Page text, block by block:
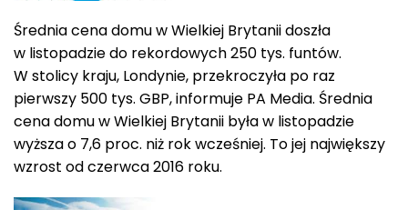
Średnia cena domu w Wielkiej Brytanii doszła
w listopadzie do rekordowych 250 tys. funtów.
W stolicy kraju, Londynie, przekroczyła po raz
pierwszy 500 tys. GBP, informuje PA Media. Średnia
cena domu w Wielkiej Brytanii była w listopadzie
wyższa o 7,6 proc. niż rok wcześniej. To jej największy
wzrost od czerwca 2016 roku.